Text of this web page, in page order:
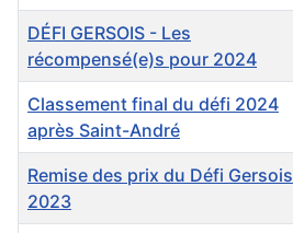
DÉFI GERSOIS - Les
récompensé(e)s pour 2024
Classement final du défi 2024
après Saint-André
Remise des prix du Défi Gersois
2023